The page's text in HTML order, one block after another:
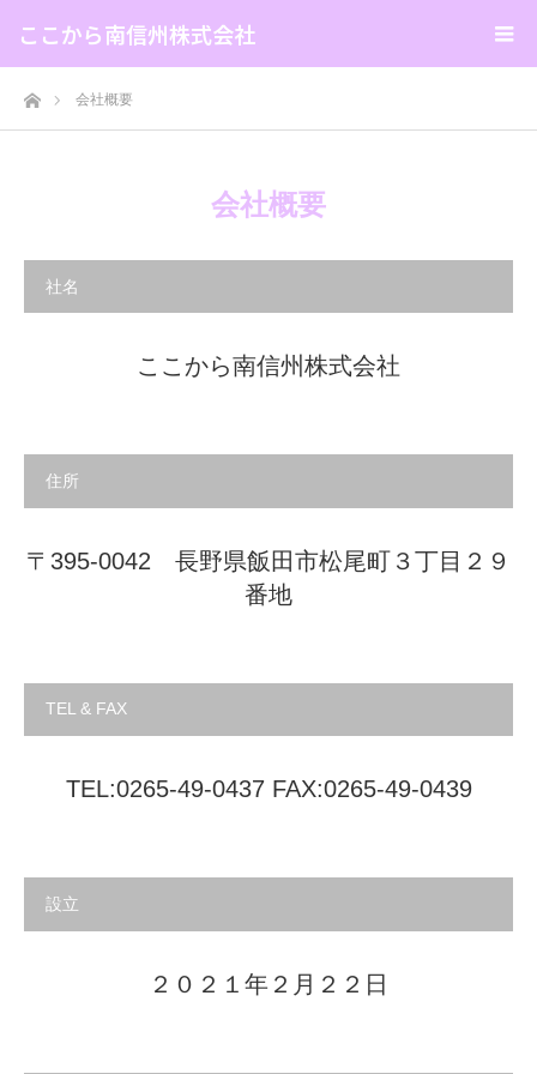
ここから南信州株式会社
ホーム会社概要
会社概要
社名
ここから南信州株式会社
住所
〒395-0042 長野県飯田市松尾町３丁目２９
番地
TEL & FAX
TEL:0265-49-0437 FAX:0265-49-0439
設立
２０２１年２月２２日